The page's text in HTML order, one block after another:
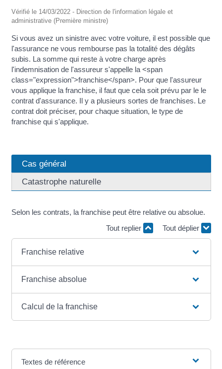
Vérifié le 14/03/2022 - Direction de l'information légale et
administrative (Première ministre)
Si vous avez un sinistre avec votre voiture, il est possible que
l'assurance ne vous rembourse pas la totalité des dégâts
subis. La somme qui reste à votre charge après
l'indemnisation de l'assureur s'appelle la <span
class="expression">franchise</span>. Pour que l'assureur
vous applique la franchise, il faut que cela soit prévu par le le
contrat d'assurance. Il y a plusieurs sortes de franchises. Le
contrat doit préciser, pour chaque situation, le type de
franchise qui s'applique.
Cas général
Catastrophe naturelle
Selon les contrats, la franchise peut être relative ou absolue.
Tout replier
Tout déplier
Franchise relative
Franchise absolue
Calcul de la franchise
Textes de référence